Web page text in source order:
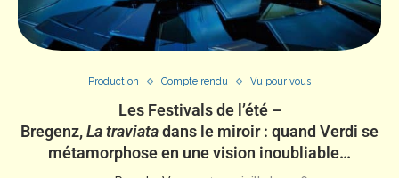
Production Compte rendu Vu pour vous
Les Festivals de l’été –
Bregenz,La traviatadans le miroir : quand Verdi se
métamorphose en une vision inoubliable…